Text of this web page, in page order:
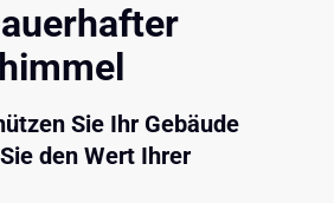
Sie Ihr Gebäude
den Wert Ihrer